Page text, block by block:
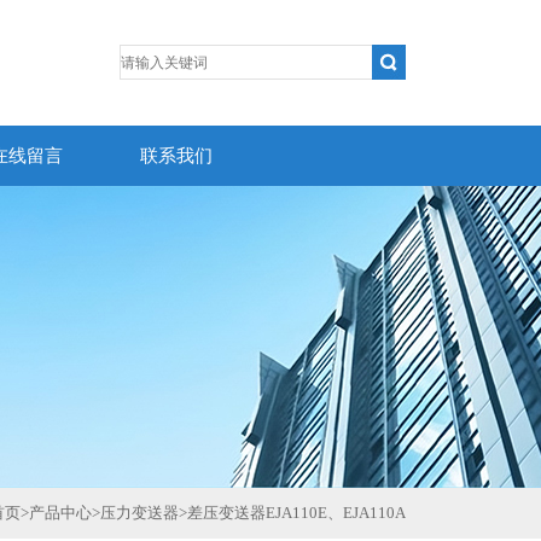
线留言 联系我们
页>产品中心>压力变送器>差压变送器EJA110E、EJA110A